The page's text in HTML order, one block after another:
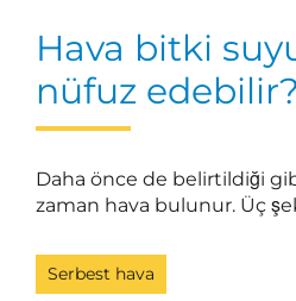
Hava bitki
nüfuz edebilir?
Daha önce de belirtildiği
zaman hava bulunur. Üç
Serbest hava